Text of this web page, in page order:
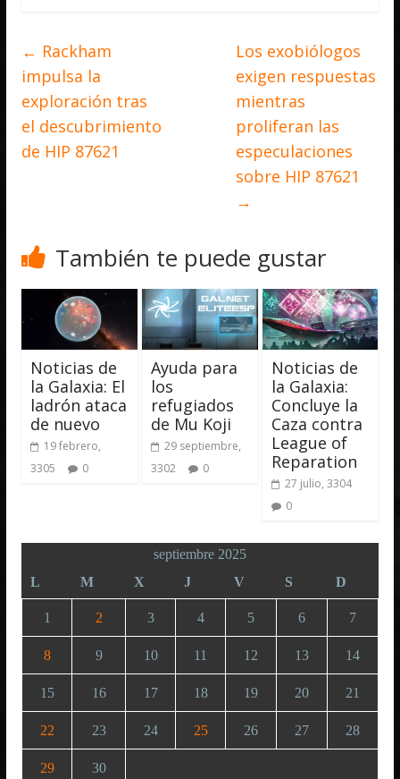
← Rackham
impulsa la
exploración tras
el descubrimiento
de HIP 87621
Los exobiólogos
exigen respuestas
mientras
proliferan las
especulaciones
sobre HIP 87621
→
También te puede gustar
Noticias de
la Galaxia: El
ladrón ataca
de nuevo
19 febrero,
3305
0
Ayuda para
los
refugiados
de Mu Koji
29 septiembre,
3302
0
Noticias de
la Galaxia:
Concluye la
Caza contra
League of
Reparation
27 julio, 3304
0
septiembre 2025
L
M X J V S D
1 2 3 4 5 6 7
8 9 10 11 12 13 14
15 16 17 18 19 20 21
22 23 24 25 26 27 28
29 30